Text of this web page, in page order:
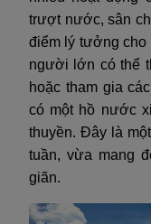
trượt nước, sân
điểm lý tưởng cho
người lớn có thể
hoặc tham gia
có một hồ nước
thuyền. Đây là
tuần, vừa mang
giãn.